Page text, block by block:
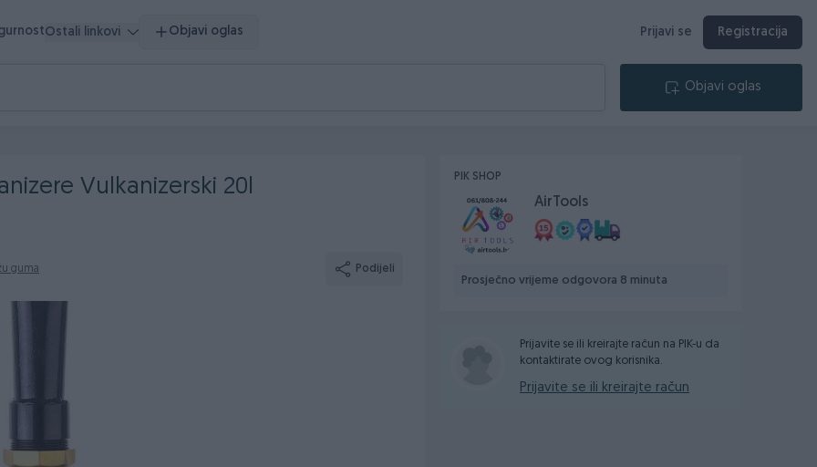
Ostali linkovi Objavi oglas Prijavi se Registracija
Objavi oglas
Vulkanizerski 20l
guma Podijeli
PIK SHOP
AirTools
Prosječno vrijeme odgovora 8 minuta
Prijavite se ili kreirajte račun na PIK-u da
kontaktirate ovog korisnika.
Prijavite se ili kreirajte račun